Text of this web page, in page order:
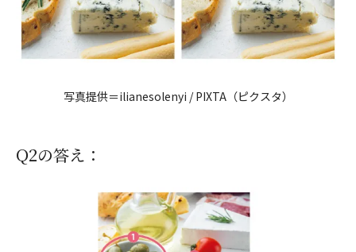
写真提供＝ilianesolenyi / PIXTA（ピクスタ）
Q2の答え：